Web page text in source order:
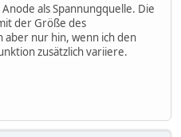
als Spannungquelle. Die
der Größe des
aber nur hin, wenn ich den
zusätzlich variiere.